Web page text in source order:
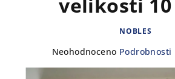
NOBLES
Průměrné
Neohodnoceno Podrobnosti